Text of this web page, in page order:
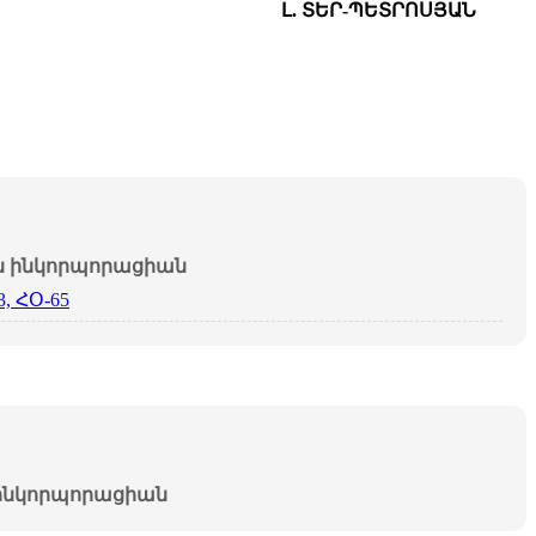
Լ. ՏԵՐ-ՊԵՏՐՈՍՅԱՆ
ՀՕ-65